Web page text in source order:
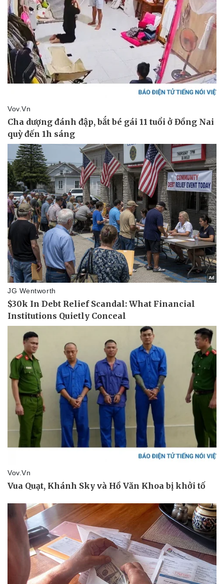
Sức khỏe
Dinh dưỡng - món ngon
Cây thuốc
Sản phụ khoa
Nhi khoa
Nam khoa
Phòng mạch online
Ăn sạch sống khỏe
Đời sống
Nhà đẹp
Blog
Tình yêu - Gia đình